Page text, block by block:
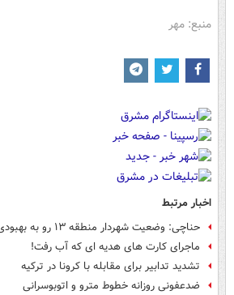
منبع: مهر
اخبار مرتبط
حناچی: وضعیت شهردار منطقه ۱۳ رو به بهبودی است
ماجرای کارت های هدیه ای که آب رفت!
تشدید تدابیر برای مقابله با کرونا در ترکیه
ضدعفونی روزانه خطوط مترو و اتوبوسرانی